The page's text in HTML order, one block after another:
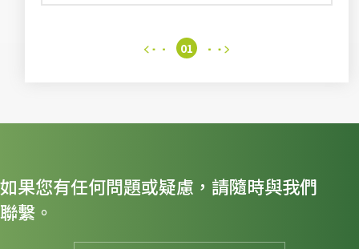
01
如果您有任何問題或疑慮，請隨時與我們
聯繫。